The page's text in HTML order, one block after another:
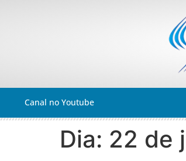
Canal no Youtube
Dia: 22 de